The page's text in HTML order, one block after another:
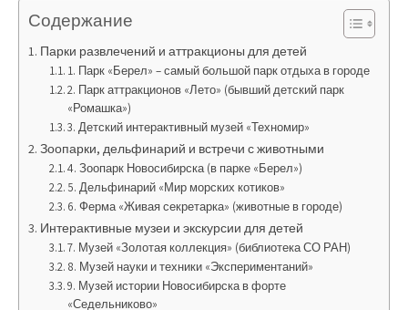
Содержание
Парки развлечений и аттракционы для детей
1. Парк «Берел» – самый большой парк отдыха в городе
2. Парк аттракционов «Лето» (бывший детский парк
«Ромашка»)
3. Детский интерактивный музей «Техномир»
Зоопарки, дельфинарий и встречи с животными
4. Зоопарк Новосибирска (в парке «Берел»)
5. Дельфинарий «Мир морских котиков»
6. Ферма «Живая секретарка» (животные в городе)
Интерактивные музеи и экскурсии для детей
7. Музей «Золотая коллекция» (библиотека СО РАН)
8. Музей науки и техники «Экспериментаний»
9. Музей истории Новосибирска в форте
«Седельниково»